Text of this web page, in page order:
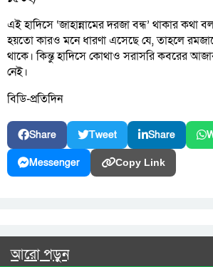
এই হাদিসে ‘জাহান্নামের দরজা বন্ধ’ থাকার কথা
হয়তো কারও মনে ধারণা এসেছে যে, তাহলে
থাকে। কিন্তু হাদিসে কোথাও সরাসরি কবরের
নেই।
বিডি-প্রতিদিন
Share Tweet Share
Messenger Copy Link
আরো পড়ুন